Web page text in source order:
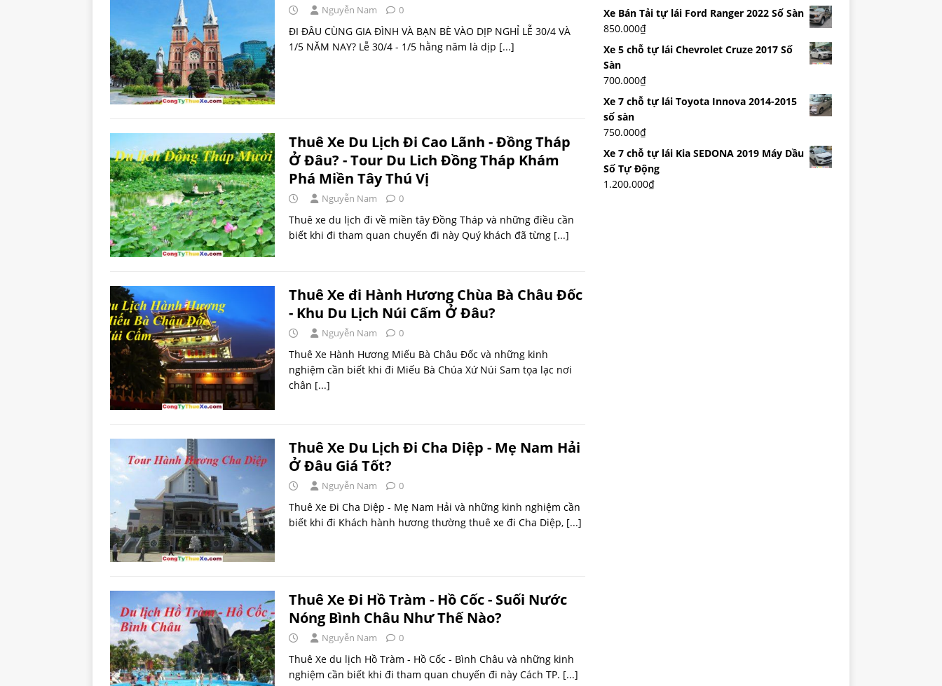
Nguyễn Nam 0
ĐI ĐÂU CÙNG GIA ĐÌNH VÀ BẠN BÈ VÀO DỊP NGHỈ LỄ 30/4 VÀ
1/5 NĂM NAY? Lễ 30/4 - 1/5 hằng năm là dịp [...]
Thuê Xe Du Lịch Đi Cao Lãnh - Đồng Tháp
Ở Đâu? - Tour Du Lich Đồng Tháp Khám
Phá Miền Tây Thú Vị
Nguyễn Nam 0
Thuê xe du lịch đi về miền tây Đồng Tháp và những điều cần
biết khi đi tham quan chuyến đi này Quý khách đã từng [...]
Thuê Xe đi Hành Hương Chùa Bà Châu Đốc
- Khu Du Lịch Núi Cấm Ở Đâu?
Nguyễn Nam 0
Thuê Xe Hành Hương Miếu Bà Châu Đốc và những kinh
nghiệm cần biết khi đi Miếu Bà Chúa Xứ Núi Sam tọa lạc nơi
chân [...]
Thuê Xe Du Lịch Đi Cha Diệp - Mẹ Nam Hải
Ở Đâu Giá Tốt?
Nguyễn Nam 0
Thuê Xe Đi Cha Diệp - Mẹ Nam Hải và những kinh nghiệm cần
biết khi đi Khách hành hương thường thuê xe đi Cha Diệp, [...]
Thuê Xe Đi Hồ Tràm - Hồ Cốc - Suối Nước
Nóng Bình Châu Như Thế Nào?
Nguyễn Nam 0
Thuê Xe du lịch Hồ Tràm - Hồ Cốc - Bình Châu và những kinh
nghiệm cần biết khi đi tham quan chuyến đi này Cách TP. [...]
Xe Bán Tải tự lái Ford Ranger 2022 Số Sàn
850.000₫
Xe 5 chỗ tự lái Chevrolet Cruze 2017 Số
Sàn
700.000₫
Xe 7 chỗ tự lái Toyota Innova 2014-2015
số sàn
750.000₫
Xe 7 chỗ tự lái Kia SEDONA 2019 Máy Dầu
Số Tự Động
1.200.000₫